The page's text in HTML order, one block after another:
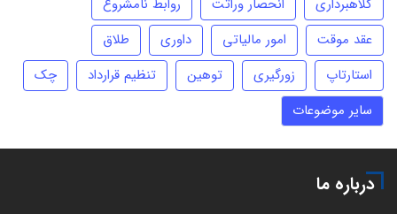
کلاهبرداری انحصار وراثت
روابط نامشروع
عقد موقت
امور مالیاتی داوری
طلاق
استارتاپ
زورگیری توهین تنظیم قرارداد
چک
سایر موضوعات
درباره ما